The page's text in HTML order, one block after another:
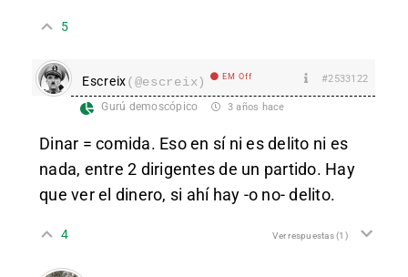
5
Escreix(@escreix) EM Off #2533122
Gurú demoscópico 3 años hace
Dinar = comida. Eso en sí ni es delito ni es
nada, entre 2 dirigentes de un partido. Hay
que ver el dinero, si ahí hay -o no- delito.
4 Ver respuestas(1)